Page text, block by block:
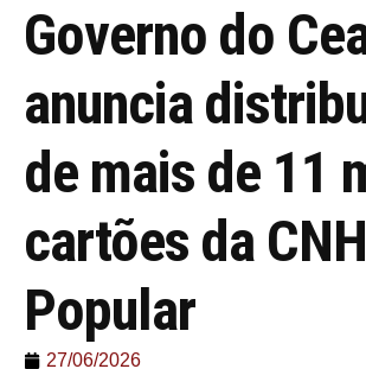
Governo do
anuncia
de mais de 11
cartões da CNH
Popular
27/06/2026